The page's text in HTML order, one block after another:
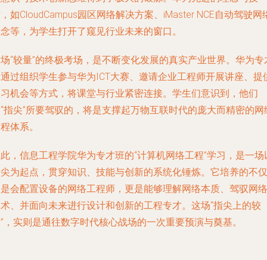
如CloudCampus园区网络解决方案、iMaster NCE自动驾驶网
等，为学生打开了窥见行业未来的窗口。
“较量”的终极考场，是不断变化发展的真实产业世界。华为专
过组织学生参与华为ICT大赛、邀请企业工程师开展讲座、提
机会等方式，将课堂与行业紧密连接。学生们意识到，他们
指尖”所要驾驭的，将是支撑起万物互联时代的庞大而精密的网
体系。
，信息工程学院华为专才班的“计算机网络工程”学习，是一场
为起点，贯穿知识、技能与创新的系统化锤炼。它培养的不仅
会配置设备的网络工程师，更是能够理解网络本质、驾驭网络
、并面向未来进行设计和创新的工程专才。这场“指尖上的较
，实则是通往数字时代核心战场的一次重要预演与奠基。